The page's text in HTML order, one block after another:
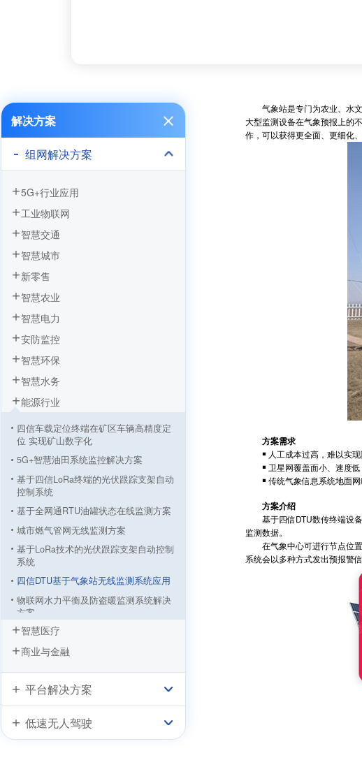
解决方案
组网解决方案
5G+行业应用
工业物联网
智慧交通
智慧城市
新零售
智慧农业
智慧电力
安防监控
智慧环保
智慧水务
能源行业
四信车载定位终端在矿区车辆高精度定
位 实现矿山数字化
5G+智慧油田系统监控解决方案
基于四信LoRa终端的光伏跟踪支架自动
控制系统
基于全网通RTU油罐状态在线监测方案
城市燃气管网无线监测方案
基于LoRa技术的光伏跟踪支架自动控制
系统
四信DTU基于气象站无线监测系统应用
物联网水力平衡及防盗暖监测系统解决
方案
“没有污染的GDP”，四信与达康书记一
起守护！
统
智慧医疗
商业与金融
平台解决方案
低速无人驾驶
气象站是专门为农业、水文
大型监测设备在气象预报上的
作，可以获得更全面、更细化
方案需求
￭ 人工成本过高，难以实现
￭ 卫星网覆盖面小、速度低
￭ 传统气象信息系统地面网
方案介绍
基于四信DTU数传终端设备
监测数据。
在气象中心可进行节点位置
系统会以多种方式发出预报警